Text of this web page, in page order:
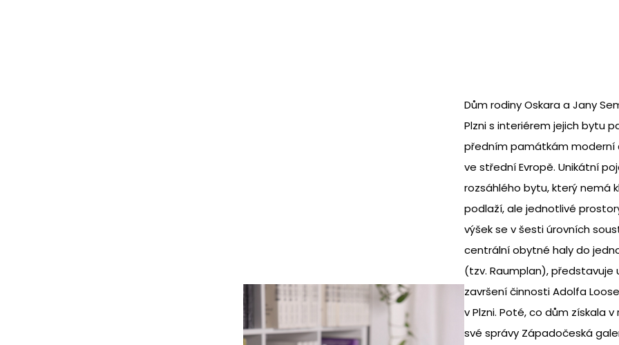
Dům rodiny Oskara a Jany
Plzni s interiérem jejich bytu
předním památkám moderní
ve střední Evropě. Unikátní
rozsáhlého bytu, který nemá
podlaží, ale jednotlivé
výšek se v šesti úrovních
centrální obytné haly do
(tzv. Raumplan), představuje
završení činnosti Adolfa
v Plzni. Poté, co dům získala v
své správy Západočeská